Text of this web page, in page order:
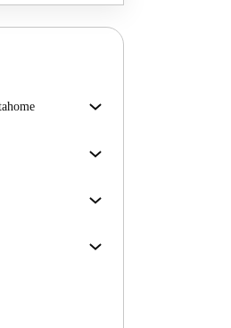
el anuncio.
condiciones de la
y servicios
complicaciones.